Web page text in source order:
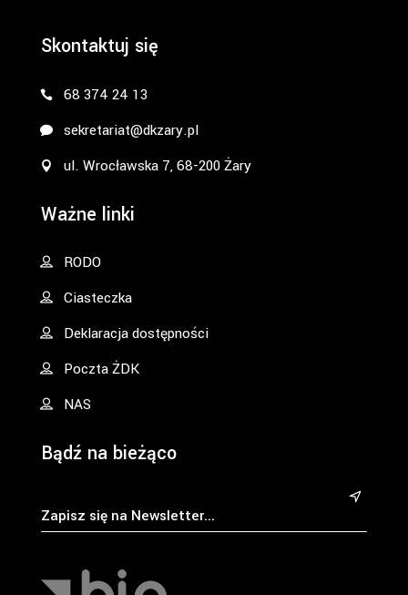
Skontaktuj się
68 374 24 13
sekretariat@dkzary.pl
ul. Wrocławska 7, 68-200 Żary
Ważne linki
RODO
Ciasteczka
Deklaracja dostępności
Poczta ŻDK
NAS
Bądź na bieżąco
&